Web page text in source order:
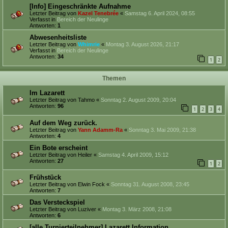
[Info] Eingeschränkte Aufnahme
Letzter Beitrag von Kazel Tenebrée « Samstag 6. April 2024, 08:55
Verfasst in Bereich der Neulinge
Antworten: 1
Abwesenheitsliste
Letzter Beitrag von Whimrie « Montag 3. August 2026, 21:17
Verfasst in Bereich der Neulinge
Antworten: 34 1 2
Themen
Im Lazarett
Letzter Beitrag von Tahmo « Sonntag 2. August 2009, 20:04
Antworten: 96 1 2 3 4
Auf dem Weg zurück.
Letzter Beitrag von Yann Adamm-Ra « Sonntag 3. Mai 2009, 21:38
Antworten: 4
Ein Bote erscheint
Letzter Beitrag von Heiler « Samstag 4. April 2009, 15:12
Antworten: 27 1 2
Frühstück
Letzter Beitrag von Elwin Fock « Sonntag 31. August 2008, 23:45
Antworten: 7
Das Versteckspiel
Letzter Beitrag von Luziver « Montag 3. März 2008, 21:08
Antworten: 6